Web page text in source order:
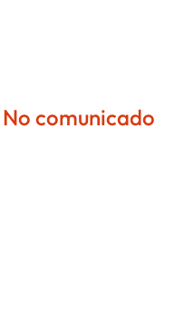
No comunicado